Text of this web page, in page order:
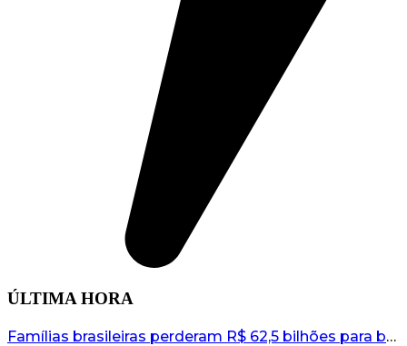
ÚLTIMA HORA
Famílias brasileiras perderam R$ 62,5 bilhões para bets em 2025, diz estudo...